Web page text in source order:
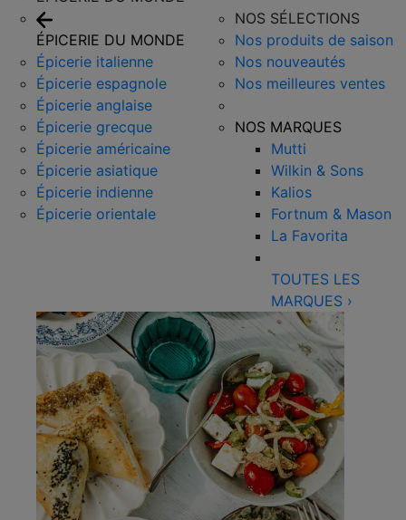
ÉPICERIE DU MONDE
Épicerie italienne
Épicerie espagnole
Épicerie anglaise
Épicerie grecque
Épicerie américaine
Épicerie asiatique
Épicerie indienne
Épicerie orientale
NOS SÉLECTIONS
Nos produits de saison
Nos nouveautés
Nos meilleures ventes
NOS MARQUES
Mutti
Wilkin & Sons
Kalios
Fortnum & Mason
La Favorita
TOUTES LES
MARQUES ›